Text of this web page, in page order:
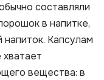
составляли
в напитке,
Капсулам
вещества: в